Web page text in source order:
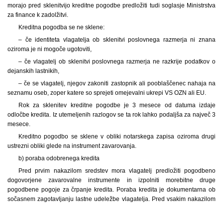
morajo pred sklenitvijo kreditne pogodbe predložiti tudi soglasje Ministrstva
za finance k zadolžitvi.
Kreditna pogodba se ne sklene:
– če identiteta vlagatelja ob sklenitvi poslovnega razmerja ni znana
oziroma je ni mogoče ugotoviti,
– če vlagatelj ob sklenitvi poslovnega razmerja ne razkrije podatkov o
dejanskih lastnikih,
– če se vlagatelj, njegov zakoniti zastopnik ali pooblaščenec nahaja na
seznamu oseb, zoper katere so sprejeti omejevalni ukrepi VS OZN ali EU.
Rok za sklenitev kreditne pogodbe je 3 mesece od datuma izdaje
odločbe kredita. Iz utemeljenih razlogov se ta rok lahko podaljša za največ 3
mesece.
Kreditno pogodbo se sklene v obliki notarskega zapisa oziroma drugi
ustrezni obliki glede na instrument zavarovanja.
b) poraba odobrenega kredita
Pred prvim nakazilom sredstev mora vlagatelj predložiti pogodbeno
dogovorjene zavarovalne instrumente in izpolniti morebitne druge
pogodbene pogoje za črpanje kredita. Poraba kredita je dokumentarna ob
sočasnem zagotavljanju lastne udeležbe vlagatelja. Pred vsakim nakazilom